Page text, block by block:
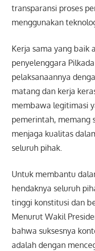
transparansi proses
menggunakan
Kerja sama yang baik
penyelenggara
pelaksanaannya
matang dan kerja
membawa legitimasi
pemerintah, memang
menjaga kualitas
seluruh pihak.
Untuk membantu
hendaknya seluruh
tinggi konstitusi dan
Menurut Wakil
bahwa suksesnya
adalah dengan